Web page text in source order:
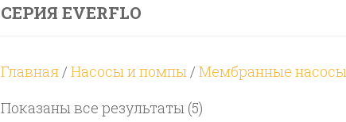
СЕРИЯ EVERFLO
Главная / Насосы и помпы / Мембранные насосы
Показаны все результаты (5)